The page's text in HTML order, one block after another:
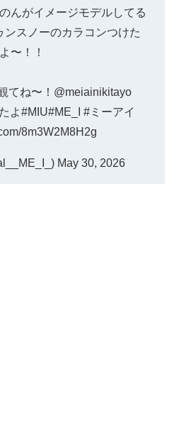
んがイメージモデルしてる
ンスノーのカラコンつけた
よ〜！！
てね〜！ @meiainikitayo
よ#MIU#ME_I
#ミーアイ
8m3W2M8H2g
May 30, 2026